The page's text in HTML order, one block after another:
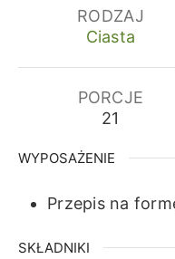
RODZAJ
Ciasta
PORCJE
21
WYPOSAŻENIE
Przepis na
SKŁADNIKI